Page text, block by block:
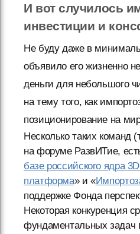
И вот случилось
инвестиции и
Не буду даже в
объявило его жизненно
деньги для небольшого
на тему того, как
позиционирование на
Несколько таких команд
на форуме РазвИТие,
базе российского ядра
платформа» и «
поддержке Фонда
Некоторая конкуренция
фундаментальных задач